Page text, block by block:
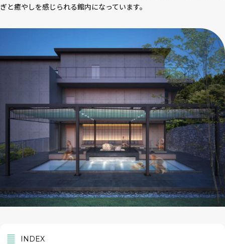
ぎと癒やしを感じられる館内になっています。
INDEX